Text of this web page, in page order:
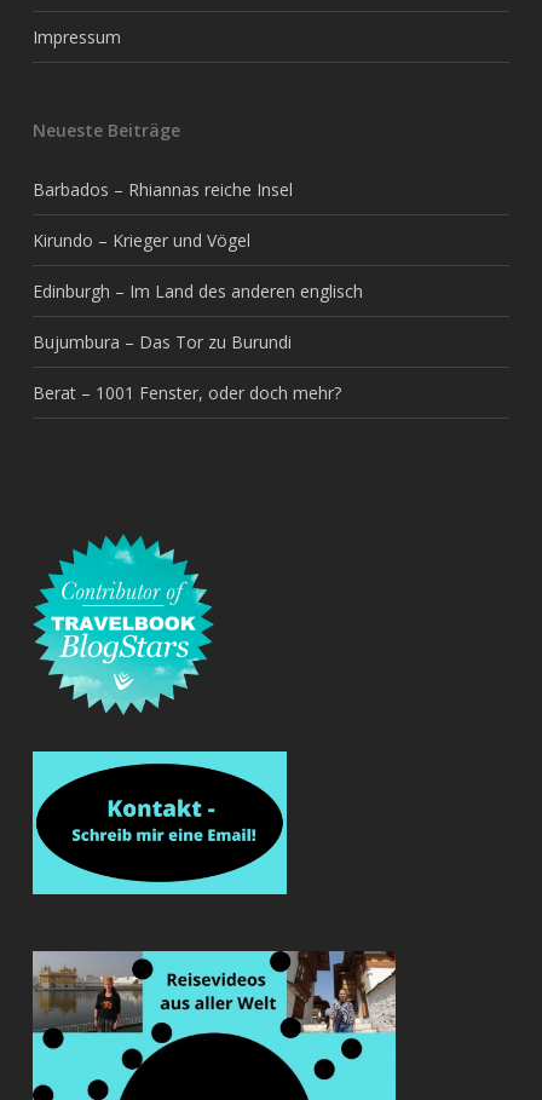
Impressum
Neueste Beiträge
Barbados – Rhiannas reiche Insel
Kirundo – Krieger und Vögel
Edinburgh – Im Land des anderen englisch
Bujumbura – Das Tor zu Burundi
Berat – 1001 Fenster, oder doch mehr?